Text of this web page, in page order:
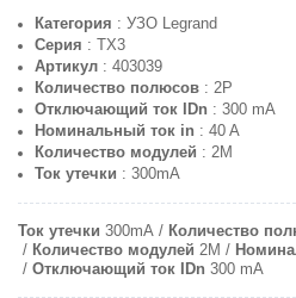
Категория : УЗО Legrand
Серия : ТХ3
Артикул: 403039
Количество полюсов: 2P
Отключающий ток IDn : 300 mA
Номинальный ток in : 40 A
Количество модулей : 2M
Ток утечки : 300mA
Ток утечки 300mA Количество
Количество модулей 2M
Отключающий ток IDn 300 mA